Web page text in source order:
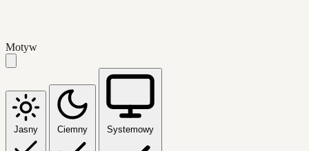
Motyw
Jasny Ciemny Systemowy